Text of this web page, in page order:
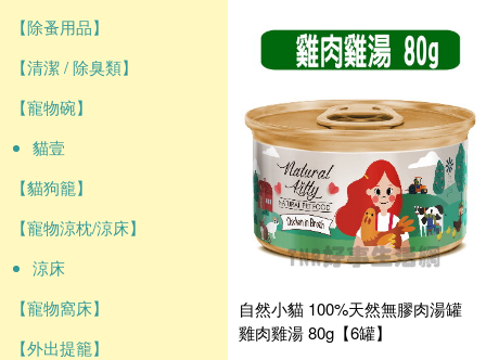
【除蚤用品】
【清潔 / 除臭類】
【寵物碗】
貓壹
【貓狗籠】
【寵物涼枕/涼床】
涼床
【寵物窩床】
【外出提籠】
自然小貓 100%天然無膠肉湯罐
雞肉雞湯 80g【6罐】